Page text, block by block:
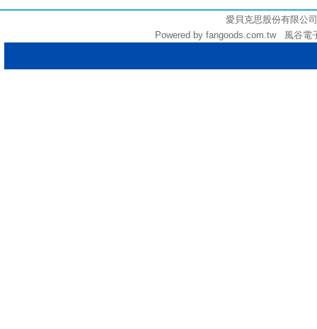
愛貝克思股份有限
Powered by fangoods.com.tw 風谷電子商